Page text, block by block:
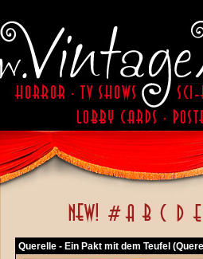
Querelle - Ein Pakt mit dem Teufel